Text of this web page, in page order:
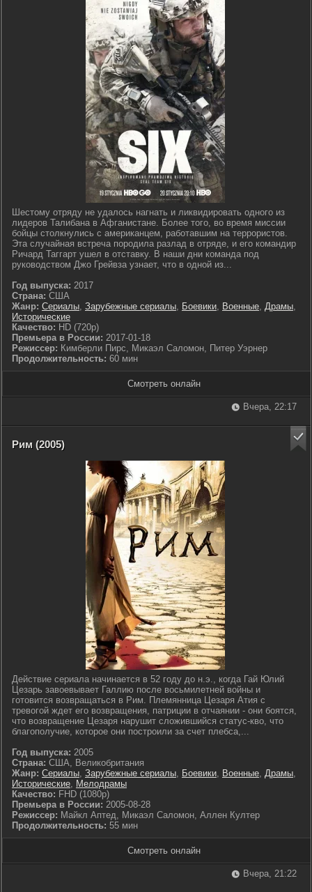
Шестому отряду не удалось нагнать и ликвидировать одного из
лидеров Талибана в Афганистане. Более того, во время миссии
бойцы столкнулись с американцем, работавшим на террористов.
Эта случайная встреча породила разлад в отряде, и его командир
Ричард Таггарт ушел в отставку. В наши дни команда под
руководством Джо Грейвза узнает, что в одной из...
Год выпуска: 2017
Страна: США
Жанр: Сериалы, Зарубежные сериалы, Боевики, Военные, Драмы,
Исторические
Качество: HD (720p)
Премьера в России: 2017-01-18
Режиссер: Кимберли Пирс, Микаэл Саломон, Питер Уэрнер
Продолжительность: 60 мин
Смотреть онлайн
Вчера, 22:17
Рим (2005)
Действие сериала начинается в 52 году до н.э., когда Гай Юлий
Цезарь завоевывает Галлию после восьмилетней войны и
готовится возвращаться в Рим. Племянница Цезаря Атия с
тревогой ждет его возвращения, патриции в отчаянии - они боятся,
что возвращение Цезаря нарушит сложившийся статус-кво, что
благополучие, которое они построили за счет плебса,...
Год выпуска: 2005
Страна: США, Великобритания
Жанр: Сериалы, Зарубежные сериалы, Боевики, Военные, Драмы,
Исторические, Мелодрамы
Качество: FHD (1080p)
Премьера в России: 2005-08-28
Режиссер: Майкл Аптед, Микаэл Саломон, Аллен Култер
Продолжительность: 55 мин
Смотреть онлайн
Вчера, 21:22